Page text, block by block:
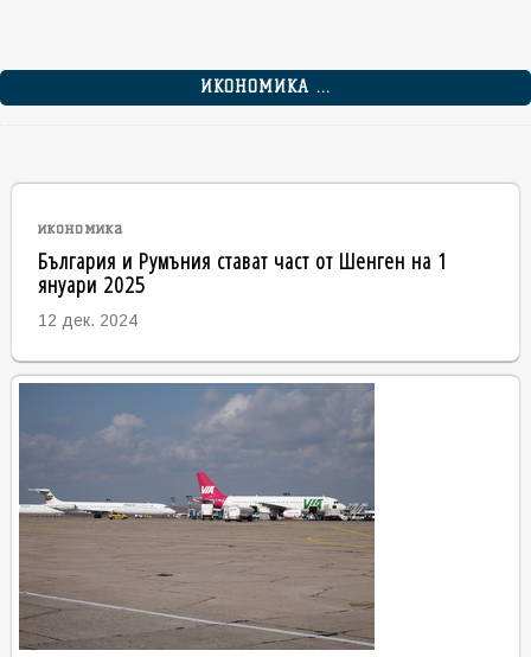
ИКОНОМИКА ...
икономика
България и Румъния стават част от Шенген на 1
януари 2025
12 дек. 2024